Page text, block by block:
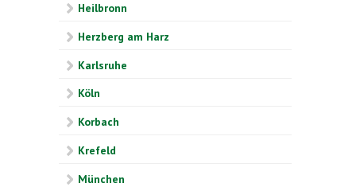
Heilbronn
Herzberg am Harz
Karlsruhe
Köln
Korbach
Krefeld
München